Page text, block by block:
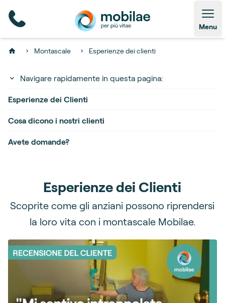
Menu
Home Montascale Esperienze dei clienti
Navigare rapidamente in questa pagina:
Esperienze dei Clienti
Cosa dicono i nostri clienti
Avete domande?
Esperienze dei Clienti
Scoprite come gli anziani possono riprendersi
la loro vita con i montascale Mobilae.